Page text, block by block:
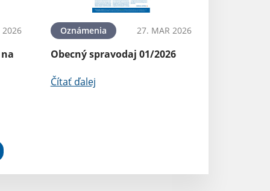
2026 Oznámenia 27. MAR 2026
Obecný spravodaj 01/2026
Čítať ďalej